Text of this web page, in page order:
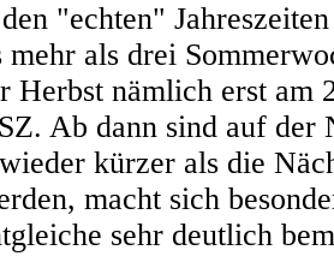
"echten"
mehr als drei
Herbst nämlich erst am
Ab dann sind auf der
kürzer als die
macht sich
sehr deutlich